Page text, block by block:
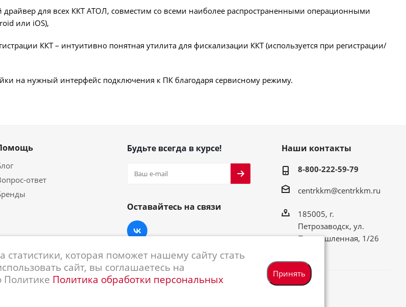
для всех ККТ АТОЛ, совместим со всеми наиболее распространенными операционными
или iOS),
ККТ – интуитивно понятная утилита для фискализации ККТ (используется при регистрации/
на нужный интерфейс подключения к ПК благодаря сервисному режиму.
ответ
Будьте всегда в курсе!
Оставайтесь на связи
Наши контакты
8-800-222-59-79
centrkkm@centrkkm.ru
185005, г.
Петрозаводск, ул.
Промышленная, 1/26
которая поможет нашему сайту стать
сайт, вы соглашаетесь на
Политике Политика обработки персональных
Принять